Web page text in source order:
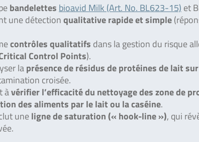
bandelettes bioavid Milk (Art. No. BL623-15) et
une détectionqualitative rapide et simple
contrôles qualitatifs dans la gestion du risque
Control Points).
laprésence de résidus de protéines de lait
croisée.
àvérifier l’efficacité du nettoyage des zone de
des aliments par le lait ou la caséine.
uneligne de saturation (« hook-line »), qui